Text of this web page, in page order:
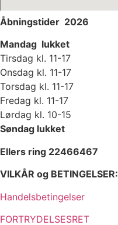
Åbningstider 2026
Mandag lukket
Tirsdag kl. 11-17
Onsdag kl. 11-17
Torsdag kl. 11-17
Fredag kl. 11-17
Lørdag kl. 10-15
Søndag lukket
Ellers ring 22466467
VILKÅR og BETINGELSER:
Handelsbetingelser
FORTRYDELSESRET